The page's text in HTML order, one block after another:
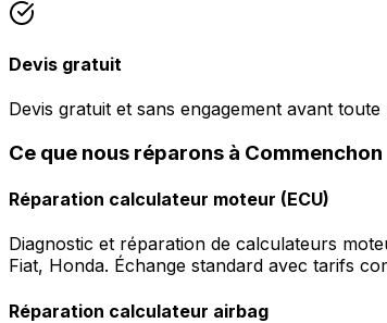
Devis gratuit
Devis gratuit et sans engagement avant
Ce que nous réparons à Commenchon
Réparation calculateur moteur (ECU)
Diagnostic et réparation de calculateurs
Fiat, Honda. Échange standard avec tarifs
Réparation calculateur airbag